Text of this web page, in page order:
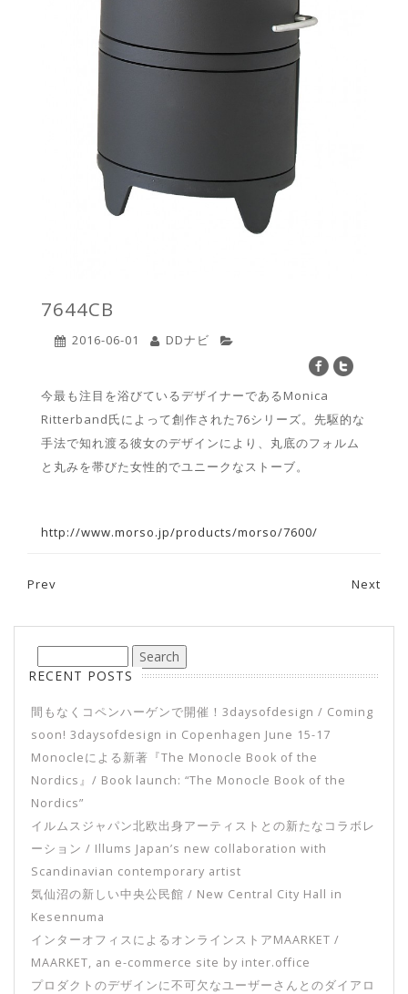
7644CB
2016-06-01 DDナビ
今最も注目を浴びているデザイナーであるMonica
Ritterband氏によって創作された76シリーズ。先駆的な
手法で知れ渡る彼女のデザインにより、丸底のフォルム
と丸みを帯びた女性的でユニークなストーブ。
http://www.morso.jp/products/morso/7600/
Prev Next
RECENT POSTS
間もなくコペンハーゲンで開催！3daysofdesign / Coming
soon! 3daysofdesign in Copenhagen June 15-17
Monocleによる新著『The Monocle Book of the
Nordics』/ Book launch: “The Monocle Book of the
Nordics”
イルムスジャパン北欧出身アーティストとの新たなコラボレ
ーション / Illums Japan’s new collaboration with
Scandinavian contemporary artist
気仙沼の新しい中央公民館 / New Central City Hall in
Kesennuma
インターオフィスによるオンラインストアMAARKET /
MAARKET, an e-commerce site by inter.office
プロダクトのデザインに不可欠なユーザーさんとのダイアロ